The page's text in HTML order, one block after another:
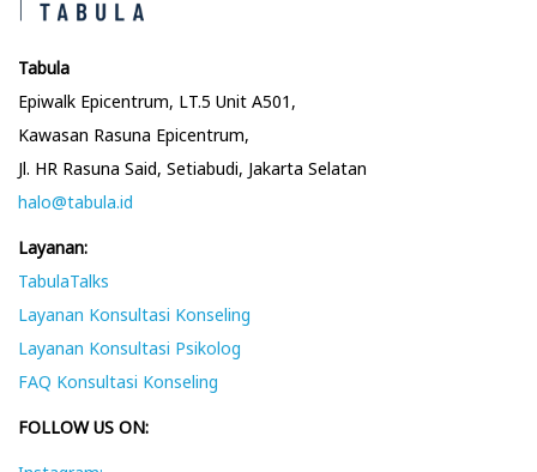
n
a
v
i
g
a
t
p
o
s
t
:
o
s
t
N
e
:
Tabula
Epiwalk Epicentrum, LT.5 Unit A501,
Kawasan Rasuna Epicentrum,
Jl. HR Rasuna Said, Setiabudi, Jakarta Selatan
halo@tabula.id
Layanan:
TabulaTalks
Layanan Konsultasi Konseling
Layanan Konsultasi Psikolog
FAQ Konsultasi Konseling
FOLLOW US ON: